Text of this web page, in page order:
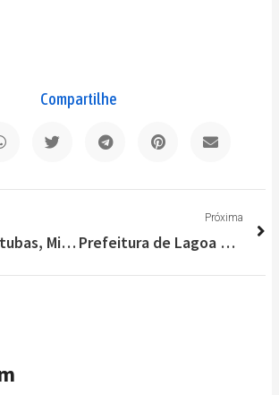
Compartilhe
Em Jaboticatubas, Militares encontram drogas e arma em casa abandonada
Próxima
Prefeitura de Lagoa Santa abre inscrições para creches; vagas para 2021